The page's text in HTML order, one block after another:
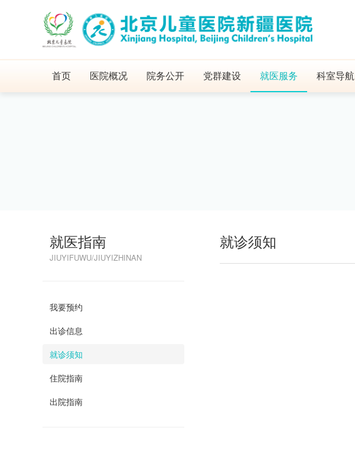
首页 医院概况 院务公开 党群建设 就医服务 科室导航
就医指南
JIUYIFUWU/JIUYIZHINAN
我要预约
出诊信息
就诊须知
住院指南
出院指南
就诊须知